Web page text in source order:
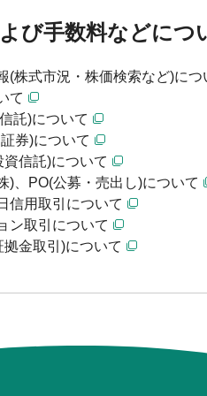
び手数料などにつ
(株式市況・株価検索など)につ
て
託)について
券)について
信託)について
)、PO(公募・売出し)について
信用取引について
ン取引について
金取引)について